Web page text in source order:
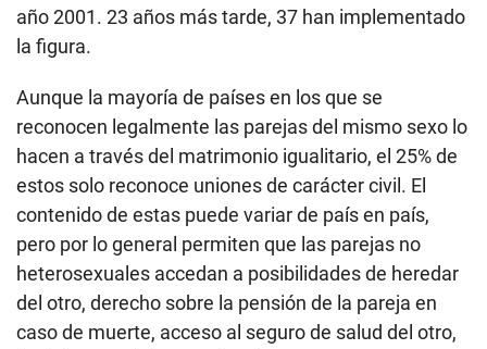
año 2001. 23 años más tarde, 37 han implementado
la figura.
Aunque la mayoría de países en los que se
reconocen legalmente las parejas del mismo sexo lo
hacen a través del matrimonio igualitario, el 25% de
estos solo reconoce uniones de carácter civil. El
contenido de estas puede variar de país en país,
pero por lo general permiten que las parejas no
heterosexuales accedan a posibilidades de heredar
del otro, derecho sobre la pensión de la pareja en
caso de muerte, acceso al seguro de salud del otro,